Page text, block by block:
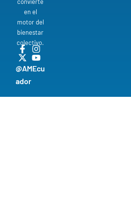
convierte
en el
motor del
bienestar
colectivo.
@AMEcu
ador